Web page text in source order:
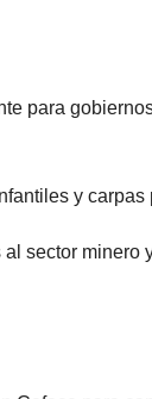
para
y carpas
sector minero